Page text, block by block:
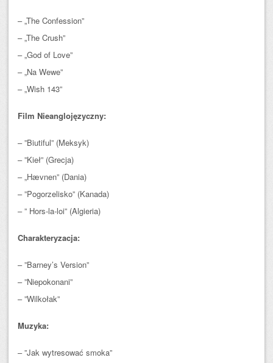
– „The Confession”
– „The Crush”
– „God of Love”
– „Na Wewe”
– „Wish 143”
Film Nieanglojęzyczny:
– ”Biutiful” (Meksyk)
– ”Kieł” (Grecja)
– „Hævnen” (Dania)
– ”Pogorzelisko” (Kanada)
– ” Hors-la-loi” (Algieria)
Charakteryzacja:
– ”Barney’s Version”
– ”Niepokonani”
– ”Wilkołak”
Muzyka:
– ”Jak wytresować smoka”